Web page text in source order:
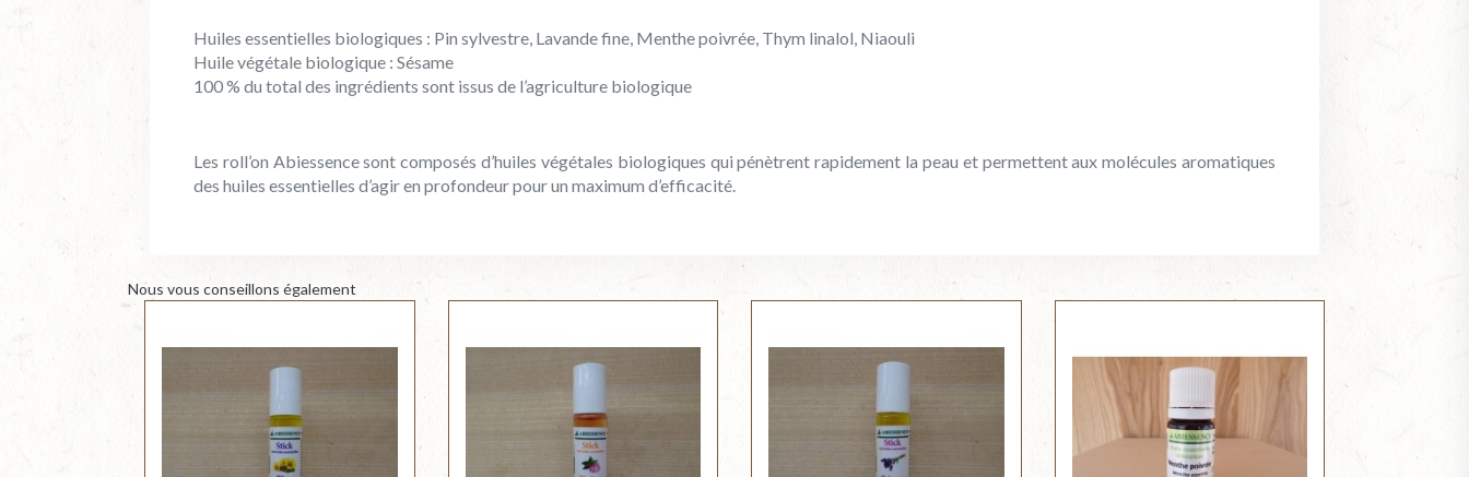
Huiles essentielles biologiques : Pin sylvestre, Lavande fine, Menthe poivrée, Thym linalol, Niaouli
Huile végétale biologique : Sésame
100 % du total des ingrédients sont issus de l’agriculture biologique
Les roll’on Abiessence sont composés d’huiles végétales biologiques qui pénètrent rapidement la peau et permettent aux molécules aromatiques
des huiles essentielles d’agir en profondeur pour un maximum d’efficacité.
Nous vous conseillons également